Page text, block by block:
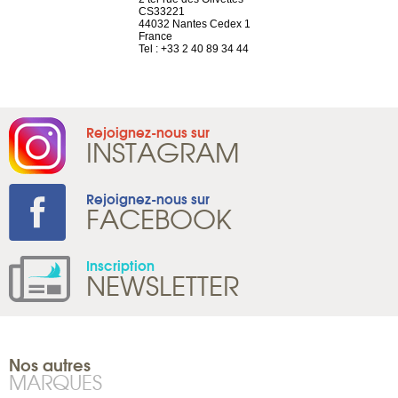
CS33221
44032 Nantes Cedex 1
France
Tel : +33 2 40 89 34 44
Rejoignez-nous sur
INSTAGRAM
Rejoignez-nous sur
FACEBOOK
Inscription
NEWSLETTER
Nos autres
MARQUES